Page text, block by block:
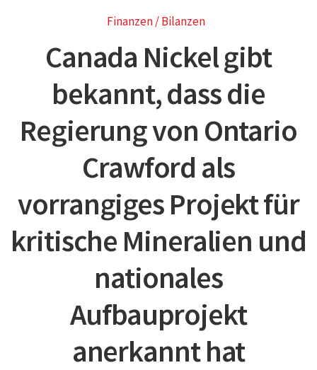
Finanzen / Bilanzen
Canada Nickel gibt
bekannt, dass die
Regierung von Ontario
Crawford als
vorrangiges Projekt für
kritische Mineralien und
nationales
Aufbauprojekt
anerkannt hat